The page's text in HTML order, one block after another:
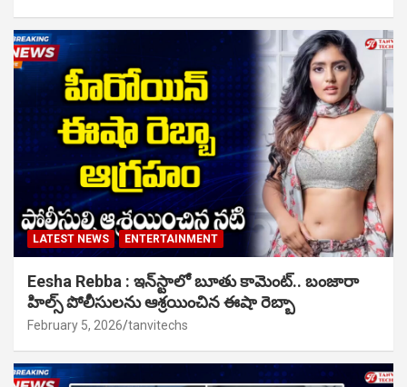
LATEST NEWS ENTERTAINMENT
Eesha Rebba : ఇన్‌స్టాలో బూతు కామెంట్.. బంజారా
హిల్స్ పోలీసులను ఆశ్రయించిన ఈషా రెబ్బా
February 5, 2026 tanvitechs